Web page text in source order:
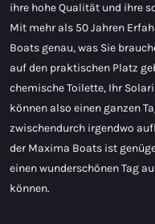
ihre hohe Qualität und ihre
Mit mehr als 50 Jahren
Boats genau, was Sie
auf den praktischen Platz
chemische Toilette, Ihr
können also einen ganzen
zwischendurch irgendwo
der Maxima Boats ist
einen wunderschönen Tag
können.